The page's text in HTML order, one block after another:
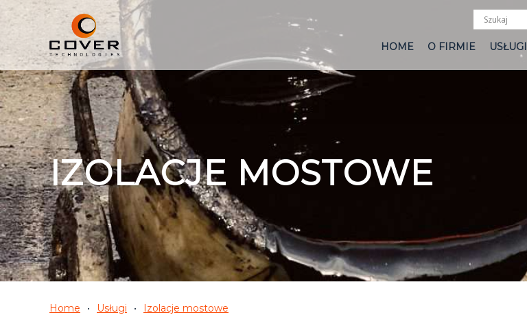
HOME O FIRMIE USŁUGI
IZOLACJE MOSTOWE
Home Usługi Izolacje mostowe